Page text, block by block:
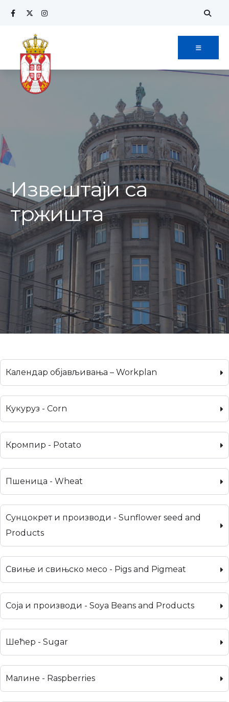
Извештаји са
тржишта
Календар објављивања – Workplan
Кукуруз - Corn
Кромпир - Potato
Пшеница - Wheat
Сунцокрет и производи - Sunflower seed and
Products
Свиње и свињско месо - Pigs and Pigmeat
Соја и производи - Soya Beans and Products
Шећер - Sugar
Малине - Raspberries